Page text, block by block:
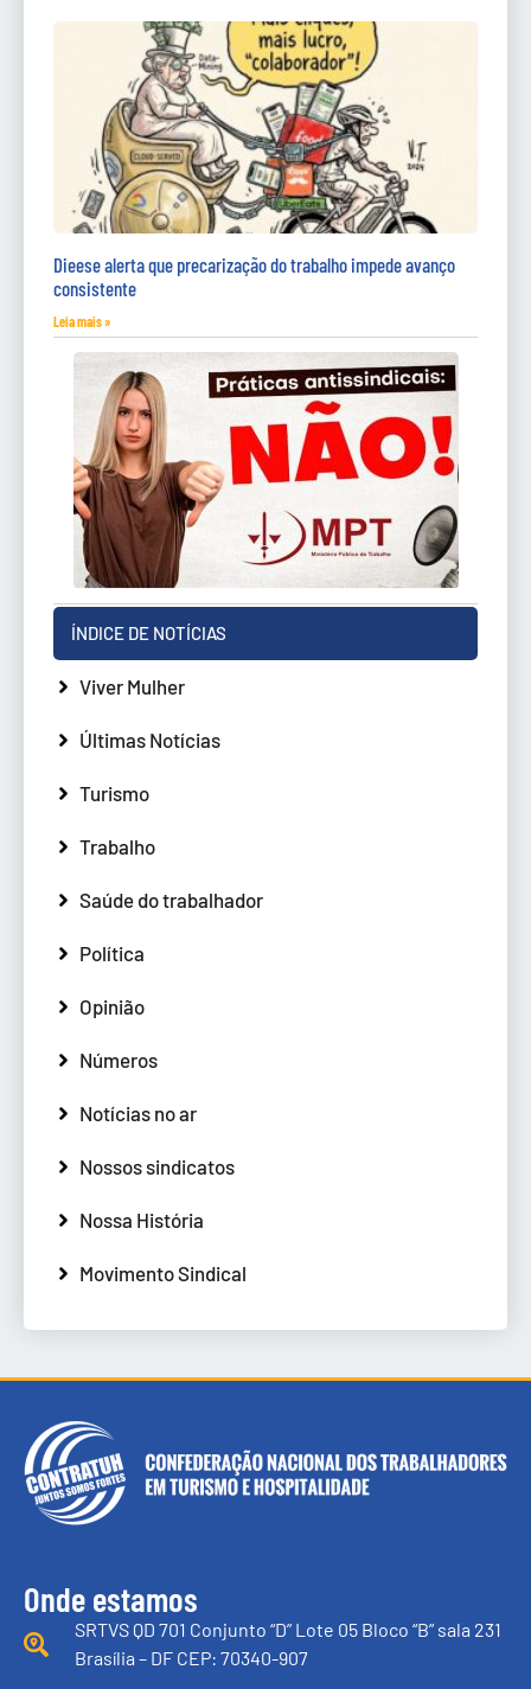
Dieese alerta que precarização do trabalho impede avanço
consistente
Leia mais »
ÍNDICE DE NOTÍCIAS
Viver Mulher
Últimas Notícias
Turismo
Trabalho
Saúde do trabalhador
Política
Opinião
Números
Notícias no ar
Nossos sindicatos
Nossa História
Movimento Sindical
Onde estamos
SRTVS QD 701 Conjunto “D” Lote 05 Bloco “B” sala 231
Brasília – DF CEP: 70340-907